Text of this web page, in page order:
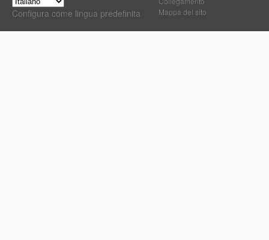
Configura come lingua predefinita
Mappa del sito